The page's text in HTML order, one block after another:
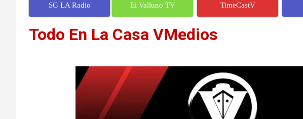
SG LA Radio El Valluno TV TimeCastV
Todo En La Casa VMedios